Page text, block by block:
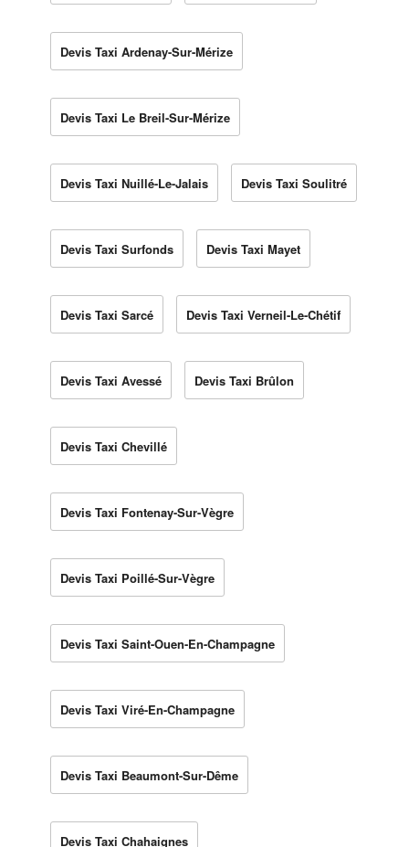
Devis Taxi Ardenay-Sur-Mérize
Devis Taxi Le Breil-Sur-Mérize
Devis Taxi Nuillé-Le-Jalais Devis Taxi Soulitré
Devis Taxi Surfonds Devis Taxi Mayet
Devis Taxi Sarcé Devis Taxi Verneil-Le-Chétif
Devis Taxi Avessé Devis Taxi Brûlon
Devis Taxi Chevillé
Devis Taxi Fontenay-Sur-Vègre
Devis Taxi Poillé-Sur-Vègre
Devis Taxi Saint-Ouen-En-Champagne
Devis Taxi Viré-En-Champagne
Devis Taxi Beaumont-Sur-Dême
Devis Taxi Chahaignes